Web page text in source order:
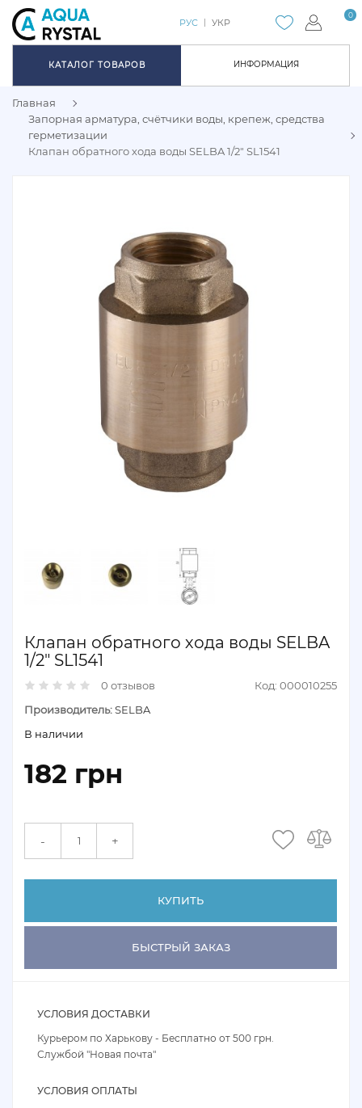
ИНФОРМАЦИЯ
0
РУС УКР
КАТАЛОГ ТОВАРОВ
Главная
Запорная арматура, счётчики воды, крепеж, средства
герметизации
Клапан обратного хода воды SELBA 1/2" SL1541
Клапан обратного хода воды SELBA
1/2" SL1541
0 отзывов
Код: 000010255
Производитель:SELBA
В наличии
182 грн
- +
КУПИТЬ
БЫСТРЫЙ ЗАКАЗ
УСЛОВИЯ ДОСТАВКИ
Курьером по Харькову - Бесплатно от 500 грн.
Службой "Новая почта"
УСЛОВИЯ ОПЛАТЫ